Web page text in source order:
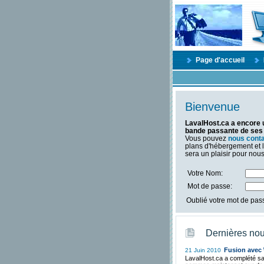
Page d'accueil
Bienvenue
LavalHost.ca a encore
bande passante de
Vous pouvez nous
plans d'hébergement et
sera un plaisir pour
Votre Nom:
Mot de passe:
Oublié votre mot de
Dernières
21 Juin 2010 Fusion avec
LavalHost.ca a complété